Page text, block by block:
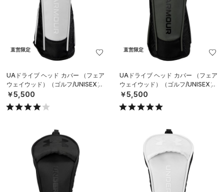
直営限定
UAドライブ ヘッド カバー （フェア
ウェイウッド）（ゴルフ/UNISEX）
￥5,500
直営限定
UAドライブ ヘッド カバー （フェア
ウェイウッド）（ゴルフ/UNISEX）
￥5,500